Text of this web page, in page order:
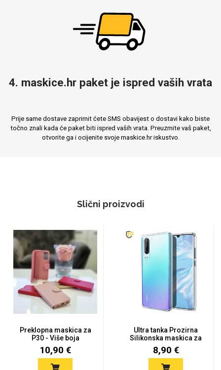
4. maskice.hr paket je ispred vaših vrata
Prije same dostave zaprimit ćete SMS obavijest o dostavi kako biste
točno znali kada će paket biti ispred vaših vrata. Preuzmite vaš paket,
otvorite ga i ocijenite svoje maskice.hr iskustvo.
Slični proizvodi
Preklopna maskica za
P30 - Više boja
10,90 €
Ultra tanka Prozirna
Silikonska maskica za
Hua...
8,90 €